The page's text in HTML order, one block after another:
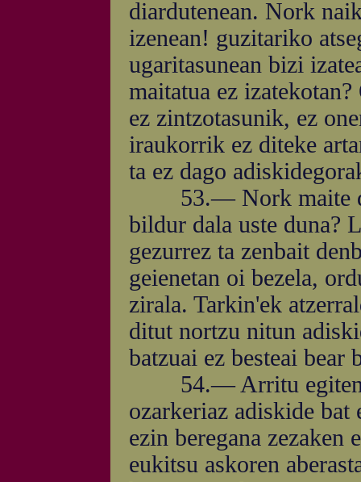
diardutenean. Nork
izenean! guzitariko
ugaritasunean bizi
maitatua ez
ez zintzotasunik, ez
iraukorrik ez diteke
ta ez dago
53.— Nork maite
bildur dala uste duna?
gezurrez ta zenbait
geienetan oi bezela,
zirala. Tarkin'ek
ditut nortzu nitun
batzuai ez besteai bear
54.— Arritu egiten
ozarkeriaz adiskide bat
ezin beregana zezaken
eukitsu askoren